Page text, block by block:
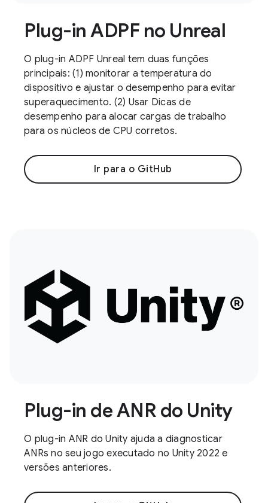
Plug-in ADPF no Unreal
O plug-in ADPF Unreal tem duas funções
principais: (1) monitorar a temperatura do
dispositivo e ajustar o desempenho para evitar
superaquecimento. (2) Usar Dicas de
desempenho para alocar cargas de trabalho
para os núcleos de CPU corretos.
Ir para o GitHub
Plug-in de ANR do Unity
O plug-in ANR do Unity ajuda a diagnosticar
ANRs no seu jogo executado no Unity 2022 e
versões anteriores.